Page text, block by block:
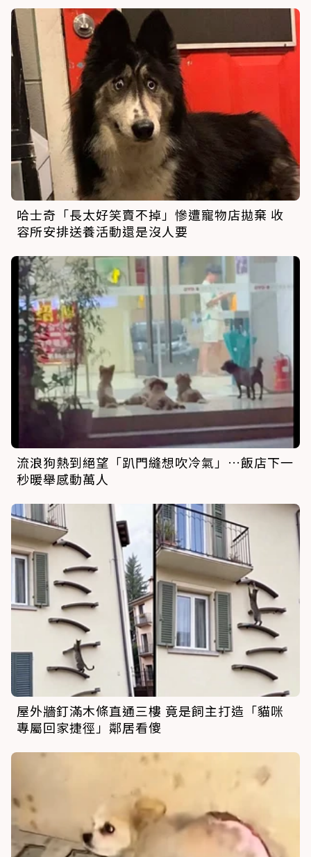
哈士奇「長太好笑賣不掉」慘遭寵物店拋棄 收
容所安排送養活動還是沒人要
流浪狗熱到絕望「趴門縫想吹冷氣」…飯店下一
秒暖舉感動萬人
屋外牆釘滿木條直通三樓 竟是飼主打造「貓咪
專屬回家捷徑」鄰居看傻